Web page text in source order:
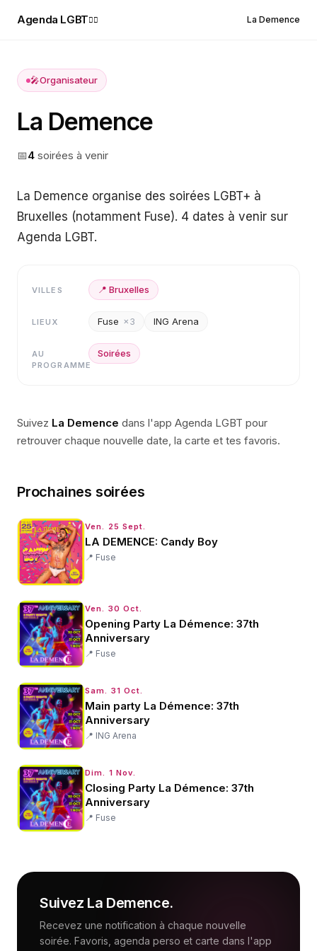
Agenda LGBT🏳️‍🌈 La Demence
🎤Organisateur
La Demence
📅4 soirées à venir
La Demence organise des soirées LGBT+ à
Bruxelles (notamment Fuse). 4 dates à venir sur
Agenda LGBT.
VILLES 📍 Bruxelles
LIEUX Fuse ×3 ING Arena
AU
PROGRAMME
Soirées
Suivez La Demence dans l'app Agenda LGBT pour
retrouver chaque nouvelle date, la carte et tes favoris.
Prochaines soirées
Ven. 25 Sept.
LA DEMENCE: Candy Boy
📍 Fuse
Ven. 30 Oct.
Opening Party La Démence: 37th
Anniversary
📍 Fuse
Sam. 31 Oct.
Main party La Démence: 37th
Anniversary
📍 ING Arena
Dim. 1 Nov.
Closing Party La Démence: 37th
Anniversary
📍 Fuse
Suivez La Demence.
Recevez une notification à chaque nouvelle
soirée. Favoris, agenda perso et carte dans l'app